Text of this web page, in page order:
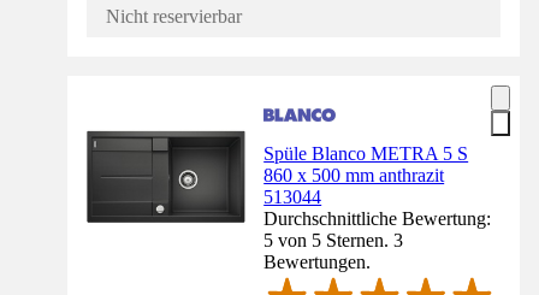
Nicht reservierbar
Spüle Blanco METRA 5 S
860 x 500 mm anthrazit
513044
Durchschnittliche Bewertung:
5 von 5 Sternen. 3
Bewertungen.